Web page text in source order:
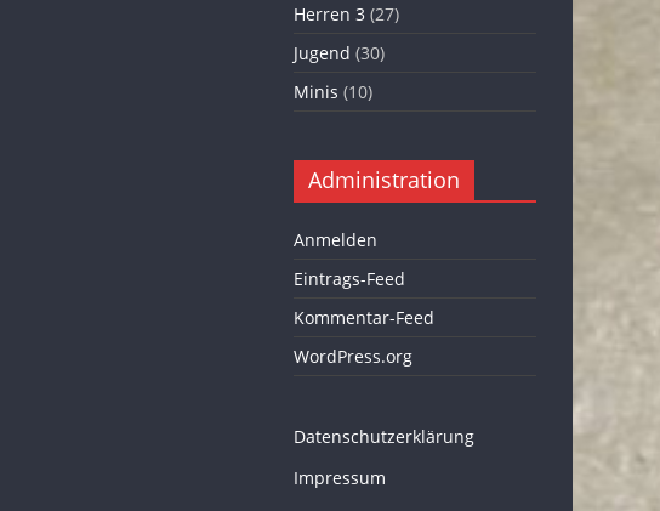
Herren 3 (27)
Jugend (30)
Minis (10)
Administration
Anmelden
Eintrags-Feed
Kommentar-Feed
WordPress.org
Datenschutzerklärung
Impressum